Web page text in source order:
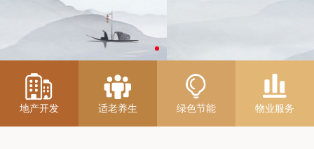
地产开发 适老养生 绿色节能 物业服务